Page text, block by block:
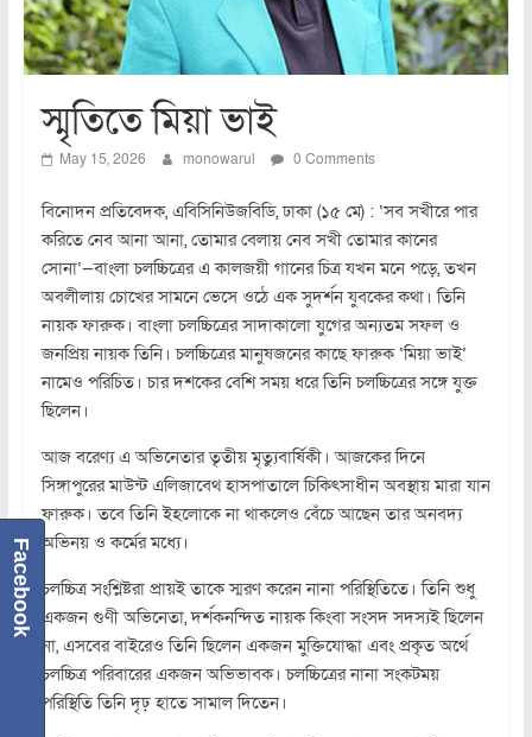
স্মৃতিতে মিয়া ভাই
May 15, 2026 monowarul 0 Comments
বিনোদন প্রতিবেদক, এবিসিনিউজবিডি, ঢাকা (১৫ মে) : ‘সব সখীরে পার
করিতে নেব আনা আনা, তোমার বেলায় নেব সখী তোমার কানের
সোনা’—বাংলা চলচ্চিত্রের এ কালজয়ী গানের চিত্র যখন মনে পড়ে, তখন
অবলীলায় চোখের সামনে ভেসে ওঠে এক সুদর্শন যুবকের কথা। তিনি
নায়ক ফারুক। বাংলা চলচ্চিত্রের সাদাকালো যুগের অন্যতম সফল ও
জনপ্রিয় নায়ক তিনি। চলচ্চিত্রের মানুষজনের কাছে ফারুক ‘মিয়া ভাই’
নামেও পরিচিত। চার দশকের বেশি সময় ধরে তিনি চলচ্চিত্রের সঙ্গে যুক্ত
ছিলেন।
আজ বরেণ্য এ অভিনেতার তৃতীয় মৃত্যুবার্ষিকী। আজকের দিনে
সিঙ্গাপুরের মাউন্ট এলিজাবেথ হাসপাতালে চিকিৎসাধীন অবস্থায় মারা যান
ফারুক। তবে তিনি ইহলোকে না থাকলেও বেঁচে আছেন তার অনবদ্য
অভিনয় ও কর্মের মধ্যে।
চলচ্চিত্র সংশ্লিষ্টরা প্রায়ই তাকে স্মরণ করেন নানা পরিস্থিতিতে। তিনি শুধু
একজন গুণী অভিনেতা, দর্শকনন্দিত নায়ক কিংবা সংসদ সদস্যই ছিলেন
না, এসবের বাইরেও তিনি ছিলেন একজন মুক্তিযোদ্ধা এবং প্রকৃত অর্থে
চলচ্চিত্র পরিবারের একজন অভিভাবক। চলচ্চিত্রের নানা সংকটময়
পরিস্থিতি তিনি দৃঢ় হাতে সামাল দিতেন।
Facebook